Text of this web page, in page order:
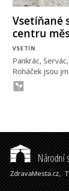
Vsetíňané
centru
VSETÍN
Pankrác,
Roháček jsou
Národní
ZdravaMesta.cz,T: